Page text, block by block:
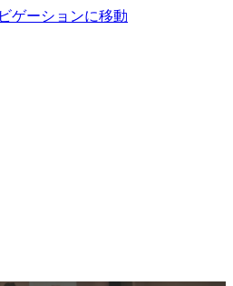
ゲーションに移動